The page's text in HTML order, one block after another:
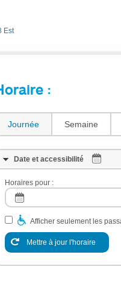
Est
:
Journée Semaine
Date et accessibilité
Horaires pour :
Afficher seulement les
Mettre à jour l'horaire